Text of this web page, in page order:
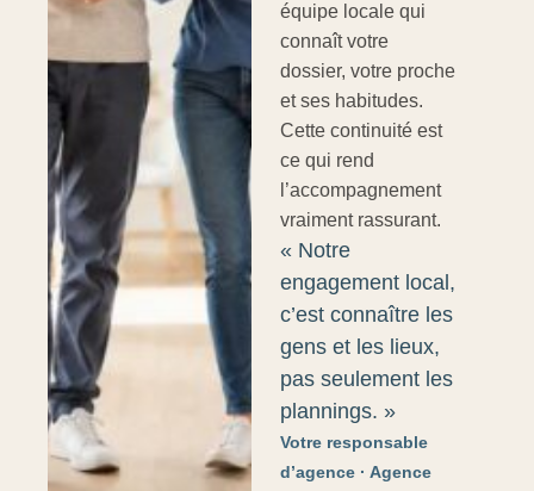
équipe locale qui
connaît votre
dossier, votre proche
et ses habitudes.
Cette continuité est
ce qui rend
l’accompagnement
vraiment rassurant.
« Notre
engagement local,
c’est connaître les
gens et les lieux,
pas seulement les
plannings. »
Votre responsable
d’agence · Agence